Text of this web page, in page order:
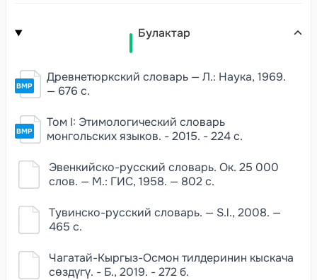
Булактар
BMP
Древнетюркский словарь — Л.: Наука, 1969.
— 676 с.
BMP
Том I: Этимологический словарь
монгольских языков. - 2015. - 224 с.
Эвенкийско-русский словарь. Ок. 25 000
слов. — М.: ГИС, 1958. — 802 с.
Тувинско-русский словарь. — S.l., 2008. —
465 с.
Чагатай-Кыргыз-Осмон тилдеринин кыскача
сөздүгү. - Б., 2019. - 272 б.